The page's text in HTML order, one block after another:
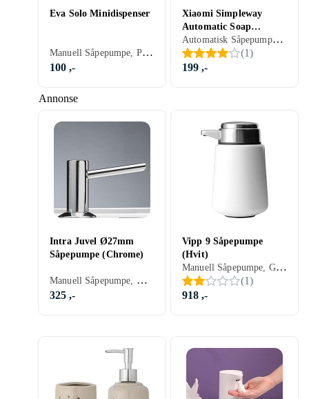
Annonse
Eva Solo Minidispenser
Manuell Såpepumpe, Plast, Sort, Sølv, Brun
100 ,-
Xiaomi Simpleway
Automatic Soap
Dispenser
Automatisk Såpepumpe, Polypropylen, Hvit, Rustfritt stål, Krom
(1)
199 ,-
Intra Juvel Ø27mm
Såpepumpe (Chrome)
Manuell Såpepumpe, Messing, Krom
325 ,-
Vipp 9 Såpepumpe
(Hvit)
Manuell Såpepumpe, Gummi, Plast, Sort, Hvit, Beige
(1)
918 ,-